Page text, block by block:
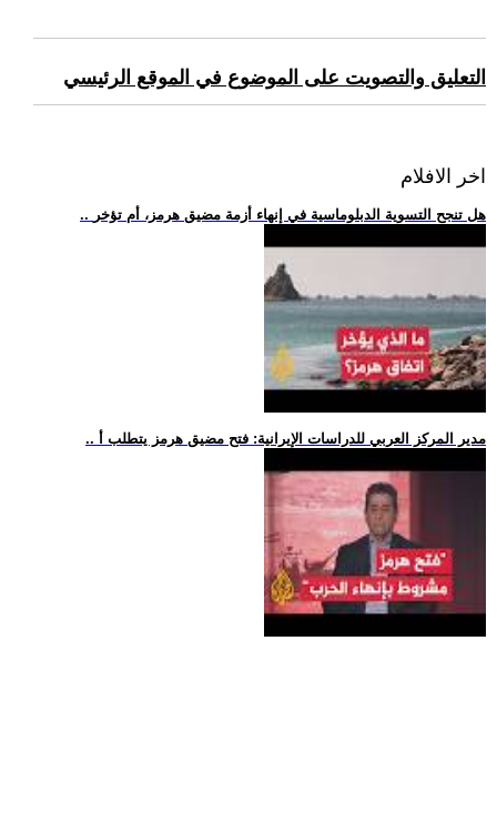
التعليق والتصويت على الموضوع في الموقع الرئيسي
اخر الافلام
.. هل تنجح التسوية الدبلوماسية في إنهاء أزمة مضيق هرمز، أم تؤخر
.. مدير المركز العربي للدراسات الإيرانية: فتح مضيق هرمز يتطلب أ